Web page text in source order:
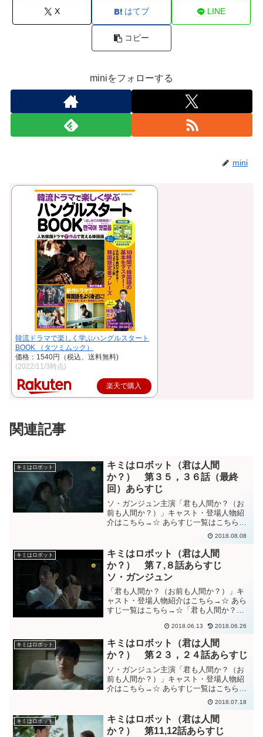
X はてブ LINE
コピー
miniをフォローする
mini
韓流ドラマで楽しく学ぶハングルスタート
BOOK （タツミムック）
価格：1540円（税込、送料無料)
(2022/11/3時点)
楽天で購入
関連記事
キミはロボット
キミはロボット（君は人間
か？） 第３５，３６話（最終
回）あらすじ
ソ・ガンジュン主演「君も人間か？（お
前も人間か？）」キャスト・登場人物紹
介はこちら→☆ あらすじ一覧はこちら
→☆「君も人間か」３５，３６話（最終
回）予告動画「君も人間か」３５話あら
すじシンが、ナム・シンⅢのキルスイッ
チを作動させようとしてい...
2018.08.08
キミはロボット
キミはロボット（君は人間
か？） 第７,８話あらすじ
ソ・ガンジュン
「君も人間か？（お前も人間か？）」キ
ャスト・登場人物紹介はこちら→☆ あら
すじ一覧はこちら→☆「君も人間か？」
すじ怪しい動きを察知してソボンを尾行
したナム・シンⅢは、PK病院でロラの姿
に気付く。ロラに会う...
2018.06.13 2018.06.26
キミはロボット
キミはロボット（君は人間
か？） 第２３，２４話あらすじ
ソ・ガンジュン主演「君も人間か？（お
前も人間か？）」キャスト・登場人物紹
介はこちら→☆ あらすじ一覧はこちら
→☆「君も人間か？」２３，２４話予告
動画「君も人間か？」２３話あらすじ意
識が回復しても、目を閉じたまま様子を
うかがっていた人間シン。...
2018.07.18
キミはロボット
キミはロボット（君は人間
か？） 第11,12話あらすじ